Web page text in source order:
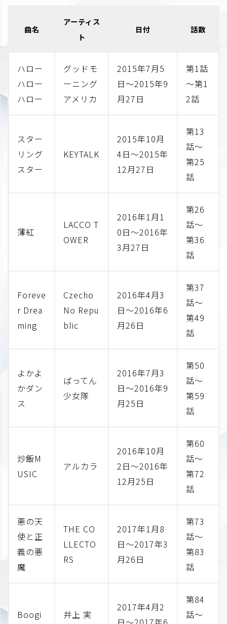
曲名
アーティス
ト
日付 話数
ハロー
ハロー
ハロー
グッドモ
ーニング
アメリカ
2015年7月5
日～2015年9
月27日
第1話
～第1
2話
スター
リング
スター
KEYTALK
2015年10月
4日～2015年
12月27日
第13
話～
第25
話
薄紅
LACCO T
OWER
2016年1月1
0日～2016年
3月27日
第26
話～
第36
話
Foreve
r Drea
ming
Czecho
No Repu
blic
2016年4月3
日～2016年6
月26日
第37
話～
第49
話
よかよ
かダン
ス
ばってん
少女隊
2016年7月3
日～2016年9
月25日
第50
話～
第59
話
炒飯M
USIC
アルカラ
2016年10月
2日～2016年
12月25日
第60
話～
第72
話
悪の天
使と正
義の悪
魔
THE CO
LLECTO
RS
2017年1月8
日～2017年3
月26日
第73
話～
第83
話
Boogi
井上 実
2017年4月2
第84
話～